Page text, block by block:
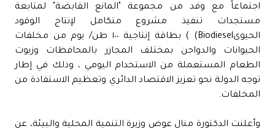
اجتماعاً مع وفد من مجموعة "المانع القابضة" لمتابعة
مستجدات تنفيذ مشروع متكامل لإنتاج الوقود
الحيوىBiodiesel) ) بطاقة إنتاجية ١٠٠ طن/ يوم من مخلفات
الحيوانات والدواجن بمختلف المجازر بالمحافظات وزيوت
الطعام المستعملة من الاستخدام اليومي ، وذلك في إطار
توجه الدولة نحو تعزيز الاقتصاد الدائري وتعظيم الاستفادة من
المخلفات.
وأعلنت الدكتورة منال عوض وزيرة التنمية المحلية والبيئة، عن